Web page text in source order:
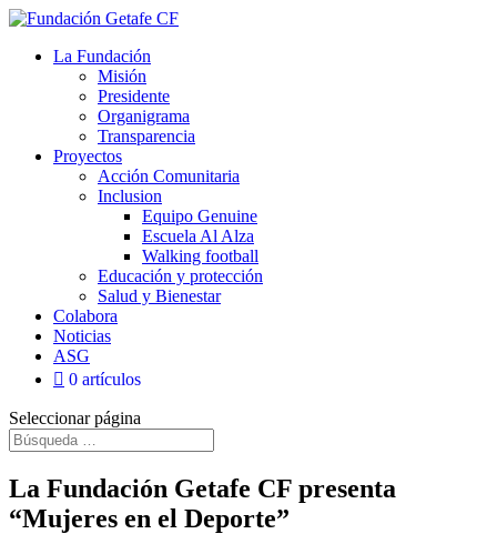
La Fundación
Misión
Presidente
Organigrama
Transparencia
Proyectos
Acción Comunitaria
Inclusion
Equipo Genuine
Escuela Al Alza
Walking football
Educación y protección
Salud y Bienestar
Colabora
Noticias
ASG
0 artículos
Seleccionar página
La Fundación Getafe CF presenta
“Mujeres en el Deporte”